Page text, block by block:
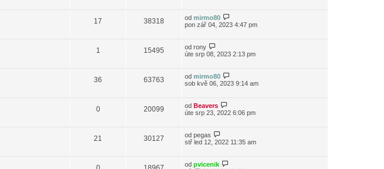
17 38318 od mirmo80
pon zář 04, 2023 4:47 pm
1 15495 od rony
úte srp 08, 2023 2:13 pm
36 63763 od mirmo80
sob kvě 06, 2023 9:14 am
0 20099 od Beavers
úte srp 23, 2022 6:06 pm
21 30127 od pegas
stř led 12, 2022 11:35 am
od pvicenik